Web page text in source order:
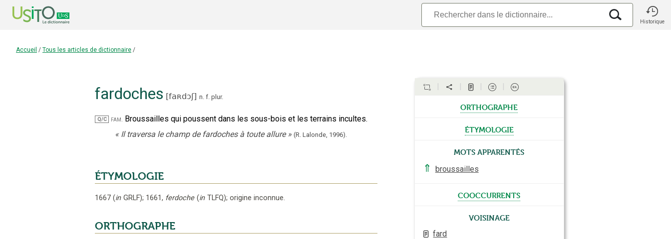
Historique
Accueil / Tous les articles de dictionnaire /
fardoches [faʀdɔʃ] n. f. plur.
Q/C fam. Broussailles qui poussent dans les sous-bois et les terrains incultes.
« Il traversa le champ de fardoches à toute allure » (R. Lalonde, 1996).
ÉTYMOLOGIE
1667 (in GRLF); 1661, ferdoche (in TLFQ); origine inconnue.
ORTHOGRAPHE
orthographe
étymologie
Mots apparentés
⇑
broussailles
cooccurrents
Voisinage
fard